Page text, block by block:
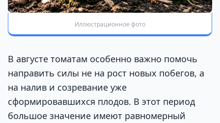
Иллюстрационное фото
В августе томатам особенно важно помочь
направить силы не на рост новых побегов, а
на налив и созревание уже
сформировавшихся плодов. В этот период
большое значение имеют равномерный